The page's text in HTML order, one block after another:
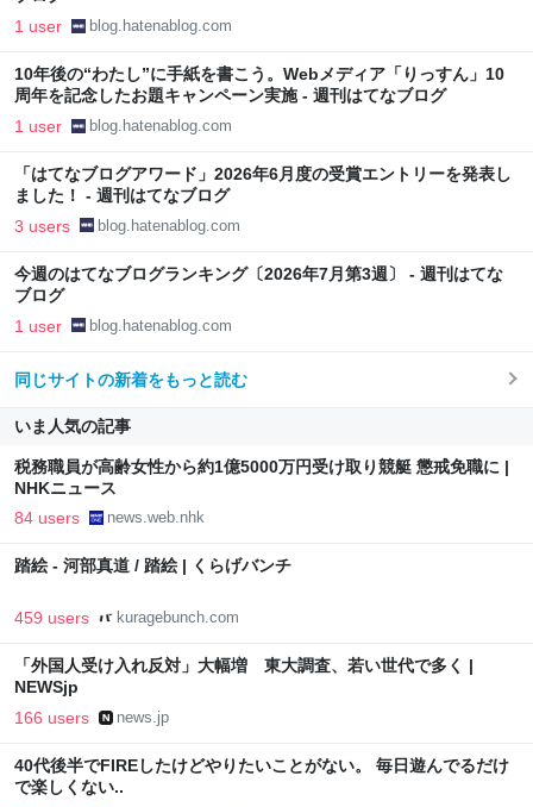
1 user blog.hatenablog.com
10年後の“わたし”に手紙を書こう。Webメディア「りっすん」10
周年を記念したお題キャンペーン実施 - 週刊はてなブログ
1 user blog.hatenablog.com
「はてなブログアワード」2026年6月度の受賞エントリーを発表し
ました！ - 週刊はてなブログ
3 users blog.hatenablog.com
今週のはてなブログランキング〔2026年7月第3週〕 - 週刊はてな
ブログ
1 user blog.hatenablog.com
同じサイトの新着をもっと読む
いま人気の記事
税務職員が高齢女性から約1億5000万円受け取り競艇 懲戒免職に |
NHKニュース
84 users news.web.nhk
踏絵 - 河部真道 / 踏絵 | くらげバンチ
459 users kuragebunch.com
「外国人受け入れ反対」大幅増 東大調査、若い世代で多く |
NEWSjp
166 users news.jp
40代後半でFIREしたけどやりたいことがない。 毎日遊んでるだけ
で楽しくない..